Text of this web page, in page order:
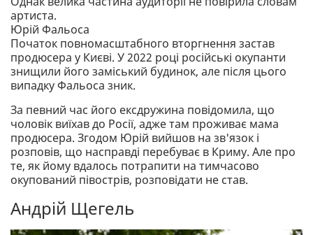
артиста.
Юрій Фальоса
Початок повномасштабного вторгнення застав
продюсера у Києві. У 2022 році російські окупанти
знищили його заміський будинок, але після цього
випадку Фальоса зник.
За певний час його ексдружина повідомила, що
чоловік виїхав до Росії, адже там проживає мама
продюсера. Згодом Юрій вийшов на зв'язок і
розповів, що насправді перебуває в Криму. Але про
те, як йому вдалось потрапити на тимчасово
окупований півострів, розповідати не став.
Андрій Щегель